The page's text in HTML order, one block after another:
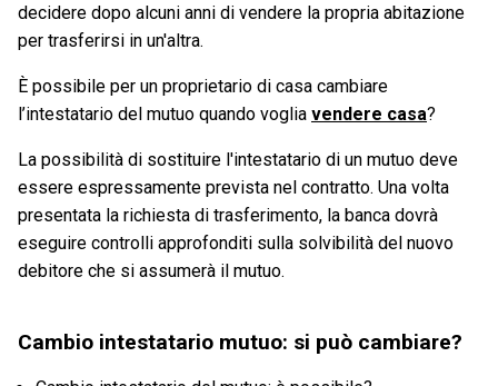
decidere dopo alcuni anni di vendere la propria abitazione
per trasferirsi in un'altra.
È possibile per un proprietario di casa cambiare
l’intestatario del mutuo quando voglia vendere casa?
La possibilità di sostituire l'intestatario di un mutuo deve
essere espressamente prevista nel contratto. Una volta
presentata la richiesta di trasferimento, la banca dovrà
eseguire controlli approfonditi sulla solvibilità del nuovo
debitore che si assumerà il mutuo.
Cambio intestatario mutuo: si può cambiare?